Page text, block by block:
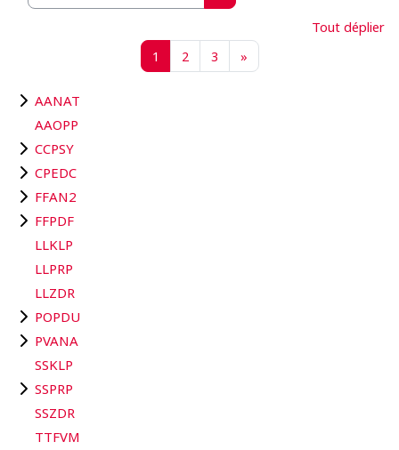
Rechercher des cours
Tout déplier
1 Page 1
2Page 2
3Page 3
»Page suivante
AANAT
AAOPP
CCPSY
CPEDC
FFAN2
FFPDF
LLKLP
LLPRP
LLZDR
POPDU
PVANA
SSKLP
SSPRP
SSZDR
TTFVM